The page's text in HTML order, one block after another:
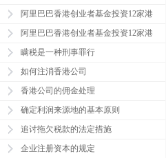
阿里巴巴香港创业者基金投资12家港
阿里巴巴香港创业者基金投资12家港
瞒税是一种刑事罪行
如何注消香港公司
香港公司的佣金处理
确定利润来源地的基本原则
追讨拖欠税款的法定措施
企业注册资本的规定